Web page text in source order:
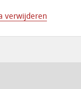
verwijderen